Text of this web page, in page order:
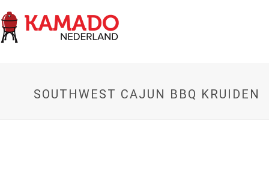
SOUTHWEST CAJUN BBQ KRUIDEN